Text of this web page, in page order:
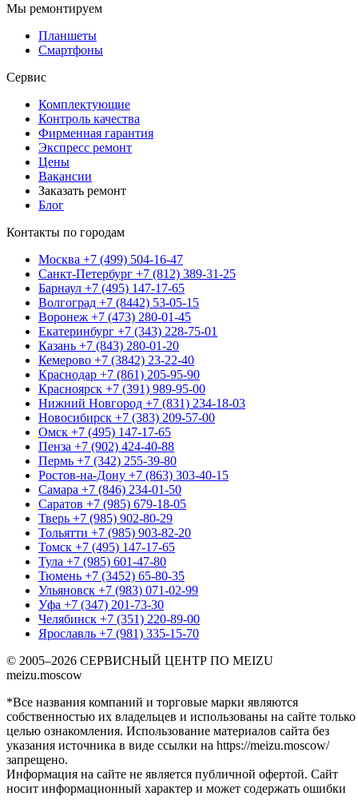
Мы ремонтируем
Планшеты
Смартфоны
Сервис
Комплектующие
Контроль качества
Фирменная гарантия
Экспресс ремонт
Цены
Вакансии
Заказать ремонт
Блог
Контакты по городам
Москва +7 (499) 504-16-47
Санкт-Петербург +7 (812) 389-31-25
Барнаул +7 (495) 147-17-65
Волгоград +7 (8442) 53-05-15
Воронеж +7 (473) 280-01-45
Екатеринбург +7 (343) 228-75-01
Казань +7 (843) 280-01-20
Кемерово +7 (3842) 23-22-40
Краснодар +7 (861) 205-95-90
Красноярск +7 (391) 989-95-00
Нижний Новгород +7 (831) 234-18-03
Новосибирск +7 (383) 209-57-00
Омск +7 (495) 147-17-65
Пенза +7 (902) 424-40-88
Пермь +7 (342) 255-39-80
Ростов-на-Дону +7 (863) 303-40-15
Самара +7 (846) 234-01-50
Саратов +7 (985) 679-18-05
Тверь +7 (985) 902-80-29
Тольятти +7 (985) 903-82-20
Томск +7 (495) 147-17-65
Тула +7 (985) 601-47-80
Тюмень +7 (3452) 65-80-35
Ульяновск +7 (983) 071-02-99
Уфа +7 (347) 201-73-30
Челябинск +7 (351) 220-89-00
Ярославль +7 (981) 335-15-70
© 2005–2026 СЕРВИСНЫЙ ЦЕНТР ПО MEIZU
meizu.moscow
*Все названия компаний и торговые марки являются
собственностью их владельцев и использованы на сайте только
целью ознакомления. Использование материалов сайта без
указания источника в виде ссылки на https://meizu.moscow/
запрещено.
Информация на сайте не является публичной офертой. Сайт
носит информационный характер и может содержать ошибки